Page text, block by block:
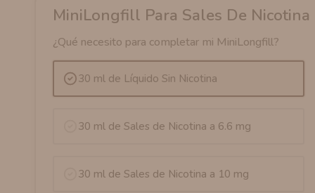
MiniLongfill Para Sales De Nicotina
¿Qué necesito para completar mi MiniLongfill?
30 ml de Líquido Sin Nicotina
30 ml de Sales de Nicotina a 6.6 mg
30 ml de Sales de Nicotina a 10 mg